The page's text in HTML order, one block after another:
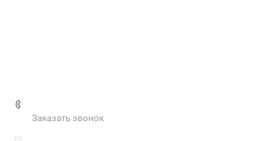
Заказать звонок